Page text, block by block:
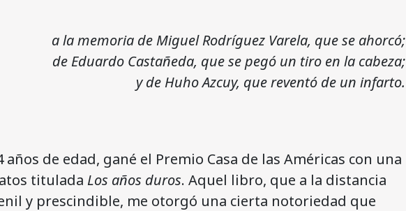
a la memoria de Miguel Rodríguez Varela, que se ahorcó;
de Eduardo Castañeda, que se pegó un tiro en la cabeza;
y de Huho Azcuy, que reventó de un infarto.
años de edad, gané el Premio Casa de las Américas con una
titulada Los años duros. Aquel libro, que a la distancia
y prescindible, me otorgó una cierta notoriedad que